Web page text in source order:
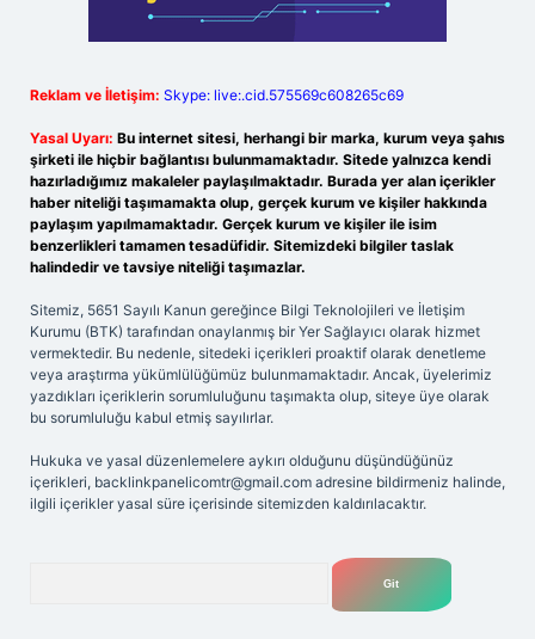
Reklam ve İletişim: Skype: live:.cid.575569c608265c69
Yasal Uyarı: Bu internet sitesi, herhangi bir marka, kurum veya şahıs
şirketi ile hiçbir bağlantısı bulunmamaktadır. Sitede yalnızca kendi
hazırladığımız makaleler paylaşılmaktadır. Burada yer alan içerikler
haber niteliği taşımamakta olup, gerçek kurum ve kişiler hakkında
paylaşım yapılmamaktadır. Gerçek kurum ve kişiler ile isim
benzerlikleri tamamen tesadüfidir. Sitemizdeki bilgiler taslak
halindedir ve tavsiye niteliği taşımazlar.
Sitemiz, 5651 Sayılı Kanun gereğince Bilgi Teknolojileri ve İletişim
Kurumu (BTK) tarafından onaylanmış bir Yer Sağlayıcı olarak hizmet
vermektedir. Bu nedenle, sitedeki içerikleri proaktif olarak denetleme
veya araştırma yükümlülüğümüz bulunmamaktadır. Ancak, üyelerimiz
yazdıkları içeriklerin sorumluluğunu taşımakta olup, siteye üye olarak
bu sorumluluğu kabul etmiş sayılırlar.
Hukuka ve yasal düzenlemelere aykırı olduğunu düşündüğünüz
içerikleri, backlinkpanelicomtr@gmail.com adresine bildirmeniz halinde,
ilgili içerikler yasal süre içerisinde sitemizden kaldırılacaktır.